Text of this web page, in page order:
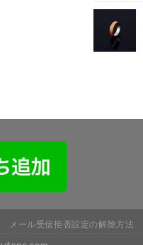
メール受信拒否設定の解除方法